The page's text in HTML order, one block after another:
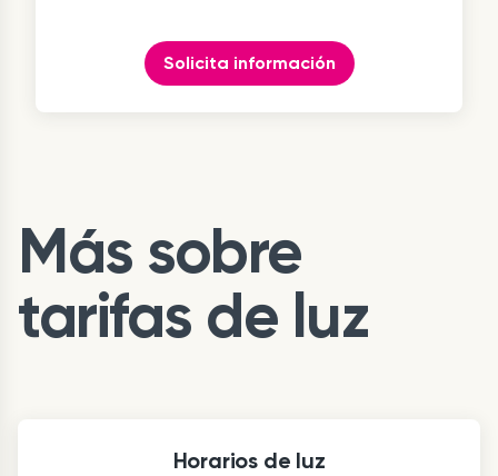
Solicita información
Más sobre
tarifas de luz
Horarios de luz